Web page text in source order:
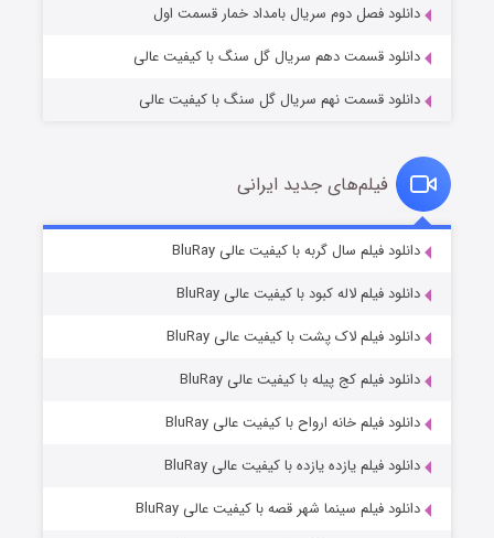
قسمت6 (زیرنویس) منتشر شد
دانلود فصل دوم سریال بامداد خمار قسمت اول
دانلود قسمت دهم سریال گل سنگ با کیفیت عالی
دانلود قسمت نهم سریال گل سنگ با کیفیت عالی
فیلم‌های جدید ایرانی
دانلود فیلم سال گربه با کیفیت عالی BluRay
دانلود فیلم لاله کبود با کیفیت عالی BluRay
دانلود فیلم لاک پشت با کیفیت عالی BluRay
دانلود فیلم کج‌ پیله با کیفیت عالی BluRay
دانلود فیلم خانه ارواح با کیفیت عالی BluRay
دانلود فیلم یازده یازده با کیفیت عالی BluRay
دانلود فیلم سینما شهر قصه با کیفیت عالی BluRay